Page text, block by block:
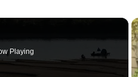
Playing